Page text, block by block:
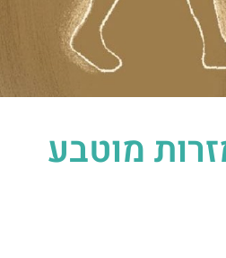
מוטבע